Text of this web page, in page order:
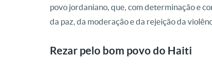
povo jordaniano, que, com determinação e
da paz, da moderação e da rejeição da
Rezar pelo bom povo do Haiti